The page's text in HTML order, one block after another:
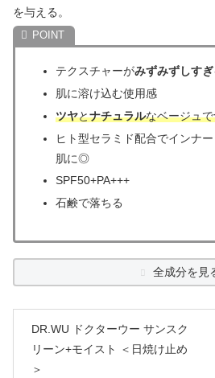
を与える。
テクスチャーがみずみずしすぎ
肌に溶け込む使用感
ツヤとナチュラルなベージュ
ヒト型セラミド配合でインナ
肌に◎
SPF50+PA+++
石鹸で落ちる
全成分を見
DR.WU ドクターウー サンスク
リーン+モイスト ＜日焼け止め
＞